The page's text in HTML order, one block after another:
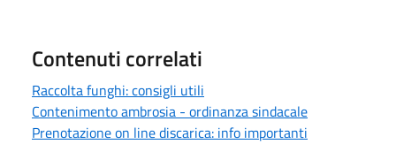
Contenuti correlati
Raccolta funghi: consigli utili
Contenimento ambrosia - ordinanza sindacale
Prenotazione on line discarica: info importanti